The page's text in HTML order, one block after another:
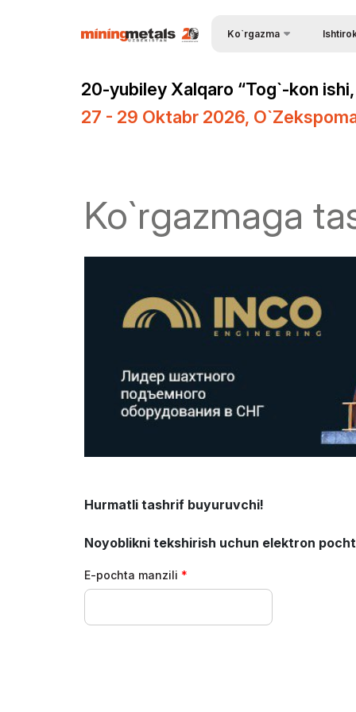
Ko`rgazma
Ko`rgazma bo`limlari
Ishtirokchilar ro`yxati
Ko`rgazmaning ish vaqti
Tadbirlar dasturi
Doing Business in
Ko`rgazma natijalari
Rasmiy katalog
Tashrif
Kirish
Stendni
Yuklarni
Logistika
Rasmiy
20-yubiley Хalqaro “Tog`-kon
27 - 29 Oktabr 2026,
Ko`rgazmaga
Hurmatli tashrif buyuruvchi!
Noyoblikni tekshirish uchun elektron
E-pochta manzili